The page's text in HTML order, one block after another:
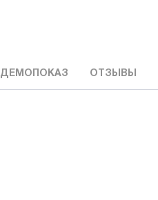
ДЕМОПОКАЗ ОТЗЫВЫ